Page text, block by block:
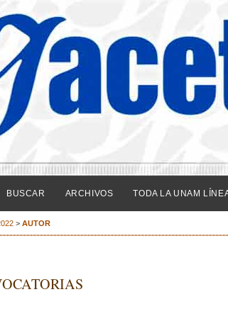
BUSCAR ARCHIVOS TODA LA UNAM
> AUTOR